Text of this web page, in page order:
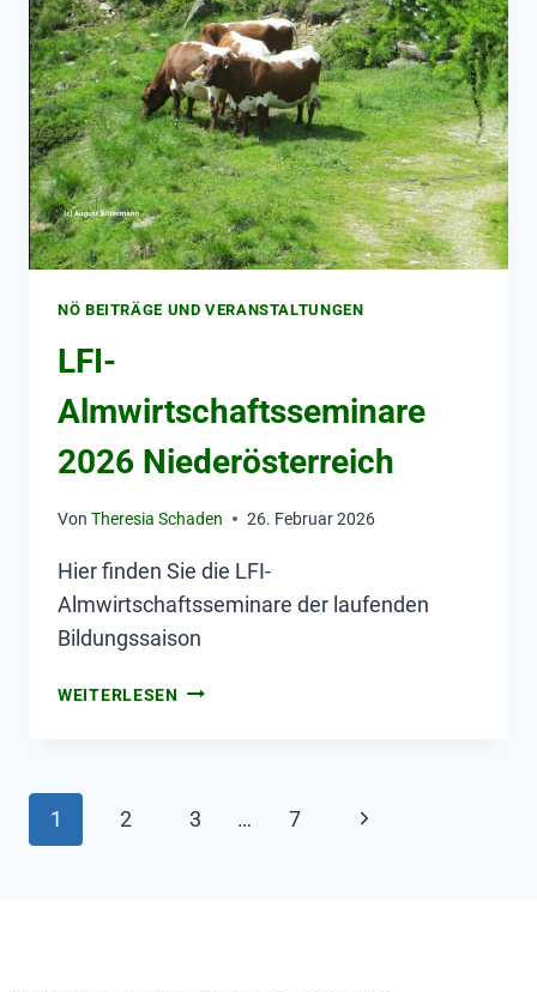
NÖ BEITRÄGE UND VERANSTALTUNGEN
LFI-
Almwirtschaftsseminare
2026 Niederösterreich
Von Theresia Schaden 26. Februar 2026
Hier finden Sie die LFI-
Almwirtschaftsseminare der laufenden
Bildungssaison
WEITERLESEN
1 2 3 … 7